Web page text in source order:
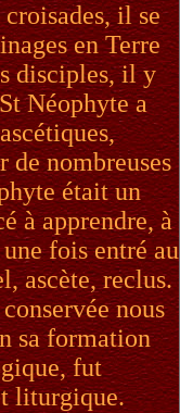
il se
en Terre
disciples, il y
Néophyte a
de nombreuses
était un
à apprendre, à
fois entré au
ascète, reclus.
nous
sa formation
fut
liturgique.